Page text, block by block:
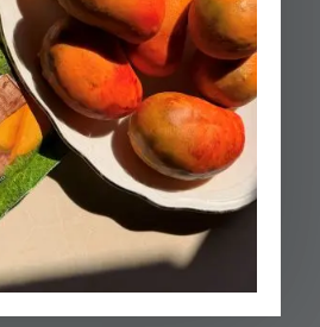
קורעים את עלי
02.
שמים את כל
הגשה.
03.
מסדרים על